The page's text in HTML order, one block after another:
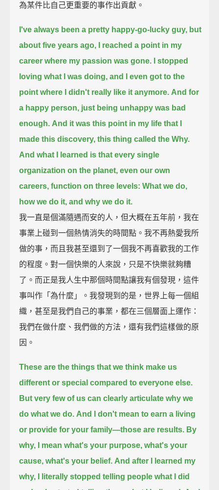
為某件比自己更重要的事作出貢獻。
I've always been a pretty happy-go-lucky guy, but
about five years ago,
I reached a point in my
career where my passion was gone.
I stopped
loving what I was doing, and I even got to the
point where I didn't really like it anymore. And for
a happy person, just being unhappy was bad
enough. And it was this point in my life that I
made this discovery, this thing called the Why.
And what I learned is that every single
organization on the planet, even our own
careers, function on three levels: What we do,
how we do it, and why we do it.
我一直是個滿隨遇而安的人，但大概在五年前，我在
事業上碰到一個熱情消失的時間點。我不再熱愛我所
做的事，而且我甚至還到了一個我不再喜歡我的工作
的程度。對一個快樂的人來說，只是不快樂就夠糟
了。而正是我人生中那個時間點讓我有個發現，這件
事叫作「為什麼」。我發現到的是，世界上每一個組
織，甚至是我們自己的事業，都在三個層面上運作：
我們在做什麼、我們做的方法，還有我們這樣做的原
因。
These are the things that we think make us
different or special compared to everyone else.
But very few of us can clearly articulate why we
do what we do. And I don't mean to earn a living
or provide for your family—those are results. By
why, I mean what's your purpose, what's your
cause, what's your belief. And after I learned my
why,
I literally stopped telling people what I did